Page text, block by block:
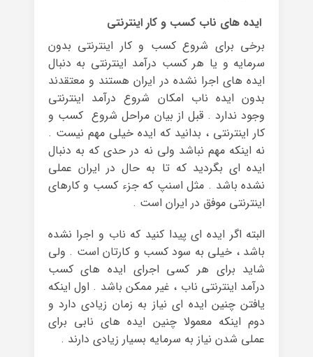
ایده های ناب کسب و کار اینترنتی
برخی برای شروع کسب و کار اینترنتی بدون
سرمایه و یا هر کسب درآمد اینترنتی به دنبال
ایده های اجرا نشده در ایران هستند و معتقدند
بدون ایده ناب امکان شروع درآمد اینترنتی
وجود ندارد . قبل از بیان مراحل شروع کسب و
کار اینترنتی ، بدانید که ایده خیلی مهم نیست .
نه اینکه مهم نباشد ولی نه در حدی که به دنبال
ایده ای بگردید که تا به حال در ایران عملی
نشده باشد . مثل اسنپ که جزء کسب و کارهای
اینترنتی موفق در ایران است .
البته اگر ایده ای پیدا کنید که ناب و اجرا نشده
باشد ، خیلی به سود کسب و کارتان است . ولی
شاید برای هر کسی اجرای ایده های کسب
درآمد اینترنتی ناب ، غیر ممکن باشد . اول اینکه
یافتن چنین ایده ای نیاز به زمان زیادی دارد و
دوم اینکه معمولا چنین ایده های نابی برای
عملی شدن نیاز به سرمایه بسیار زیادی دارند .